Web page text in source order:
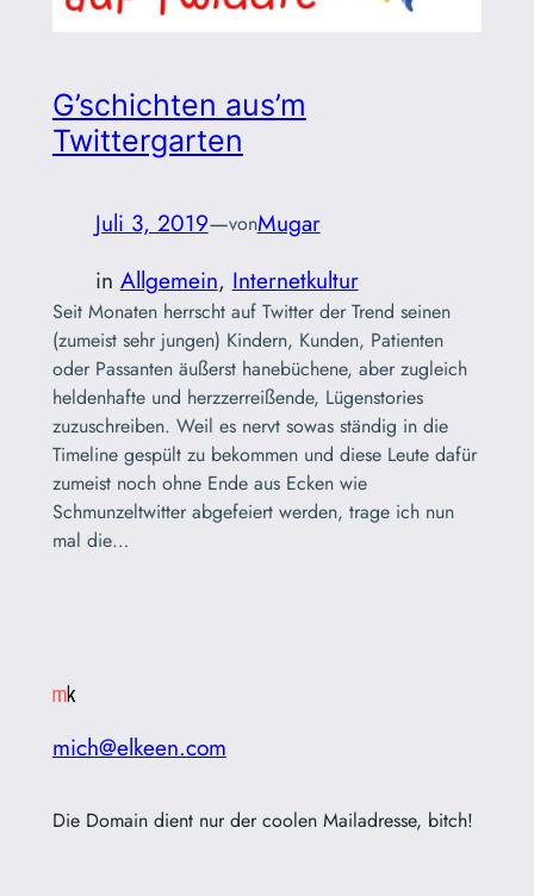
G’schichten aus’m
Twittergarten
Juli 3, 2019—vonMugar
in Allgemein, Internetkultur
Seit Monaten herrscht auf Twitter der Trend seinen
(zumeist sehr jungen) Kindern, Kunden, Patienten
oder Passanten äußerst hanebüchene, aber zugleich
heldenhafte und herzzerreißende, Lügenstories
zuzuschreiben. Weil es nervt sowas ständig in die
Timeline gespült zu bekommen und diese Leute dafür
zumeist noch ohne Ende aus Ecken wie
Schmunzeltwitter abgefeiert werden, trage ich nun
mal die…
mich@elkeen.com
Die Domain dient nur der coolen Mailadresse, bitch!